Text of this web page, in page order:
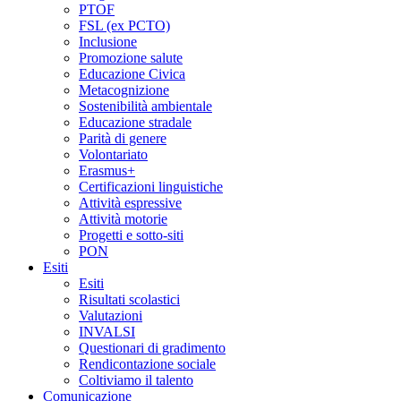
PTOF
FSL (ex PCTO)
Inclusione
Promozione salute
Educazione Civica
Metacognizione
Sostenibilità ambientale
Educazione stradale
Parità di genere
Volontariato
Erasmus+
Certificazioni linguistiche
Attività espressive
Attività motorie
Progetti e sotto-siti
PON
Esiti
Esiti
Risultati scolastici
Valutazioni
INVALSI
Questionari di gradimento
Rendicontazione sociale
Coltiviamo il talento
Comunicazione